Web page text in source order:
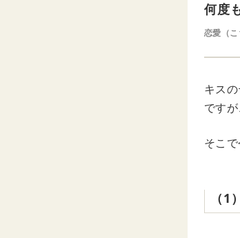
何度
恋愛（こ
キス
です
そこ
（